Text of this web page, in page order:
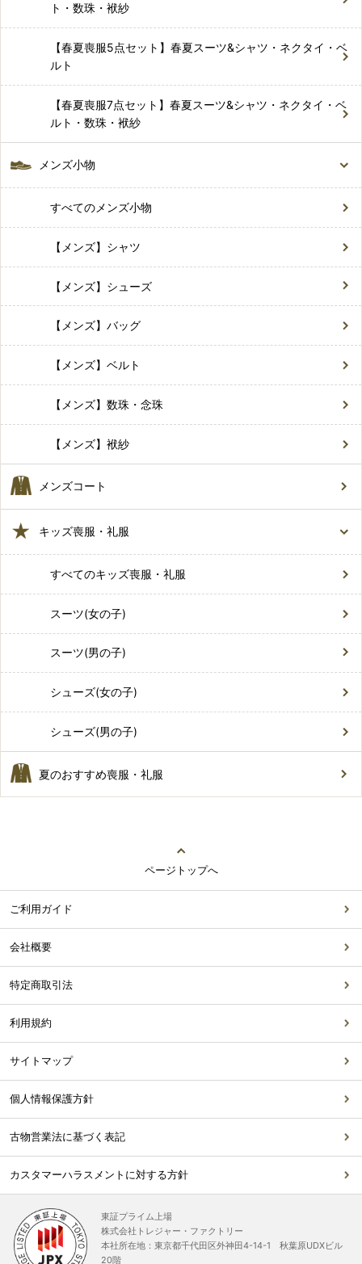
ト・数珠・袱紗
【春夏喪服5点セット】春夏スーツ&シャツ・ネクタイ・ベ
ルト
【春夏喪服7点セット】春夏スーツ&シャツ・ネクタイ・ベ
ルト・数珠・袱紗
メンズ小物
すべてのメンズ小物
【メンズ】シャツ
【メンズ】シューズ
【メンズ】バッグ
【メンズ】ベルト
【メンズ】数珠・念珠
【メンズ】袱紗
メンズコート
キッズ喪服・礼服
すべてのキッズ喪服・礼服
スーツ(女の子)
スーツ(男の子)
シューズ(女の子)
シューズ(男の子)
夏のおすすめ喪服・礼服
ページトップへ
ご利用ガイド
会社概要
特定商取引法
利用規約
サイトマップ
個人情報保護方針
古物営業法に基づく表記
カスタマーハラスメントに対する方針
東証プライム上場
株式会社トレジャー・ファクトリー
本社所在地：東京都千代田区外神田4-14-1 秋葉原UDXビル
20階